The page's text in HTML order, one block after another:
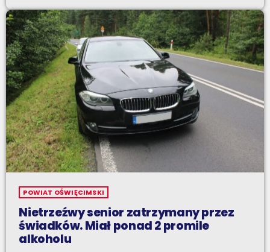
POWIAT OŚWIĘCIMSKI
Nietrzeźwy senior zatrzymany przez
świadków. Miał ponad 2 promile
alkoholu